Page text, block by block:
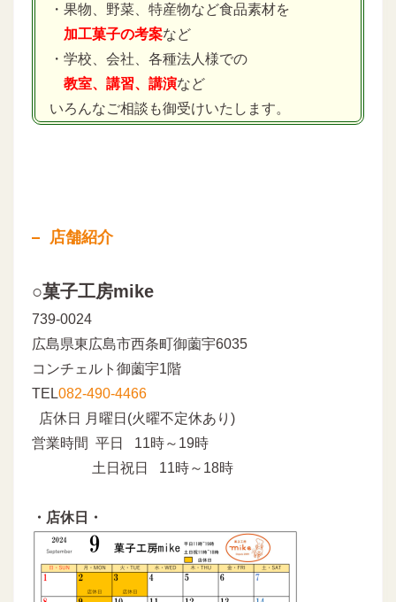
・果物、野菜、特産物など食品素材を
加工菓子の考案など
・学校、会社、各種法人様での
教室、講習、講演など
いろんなご相談も御受けいたします。
店舗紹介
○菓子工房mike
739-0024
広島県東広島市西条町御薗宇6035
コンチェルト御薗宇1階
TEL082-490-4466
店休日 月曜日(火曜不定休あり)
営業時間 平日 11時～19時
土日祝日 11時～18時
・店休日・